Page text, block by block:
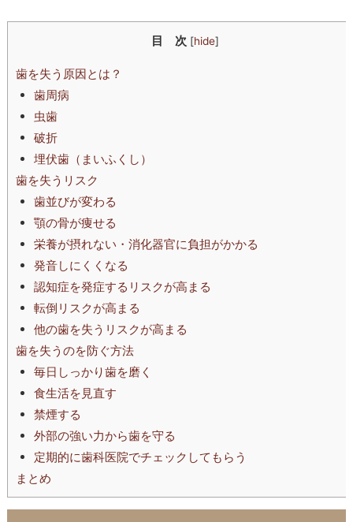
目 次 [hide]
歯を失う原因とは？
歯周病
虫歯
破折
埋伏歯（まいふくし）
歯を失うリスク
歯並びが変わる
顎の骨が痩せる
栄養が摂れない・消化器官に負担がかかる
発音しにくくなる
認知症を発症するリスクが高まる
転倒リスクが高まる
他の歯を失うリスクが高まる
歯を失うのを防ぐ方法
毎日しっかり歯を磨く
食生活を見直す
禁煙する
外部の強い力から歯を守る
定期的に歯科医院でチェックしてもらう
まとめ